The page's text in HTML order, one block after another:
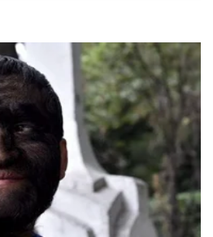
सोने का रेट
89350 रुपए प्रति 10 ग्राम
रुपए प्रति 10 ग्राम है.Today
कैरेट सोने का रेट
97630 तो 22 कैरेट सोना